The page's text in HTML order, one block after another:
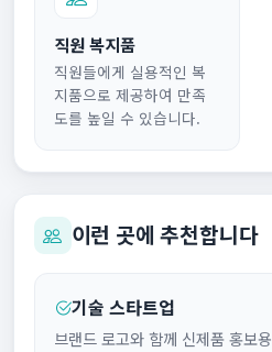
직원 복지품
직원들에게 실용적인 복
지품으로 제공하여 만족
도를 높일 수 있습니다.
이런 곳에 추천합니다
기술 스타트업
브랜드 로고와 함께 신제품 홍보